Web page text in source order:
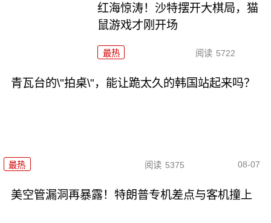
红海惊涛！沙特摆开大棋局，猫
鼠游戏才刚开场
最热 阅读 5722
青瓦台的\"拍桌\"，能让跪太久的韩国站起来吗？
最热 阅读 5375 08-07
美空管漏洞再暴露！特朗普专机差点与客机撞上